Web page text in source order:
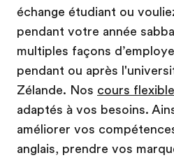
échange étudiant ou
pendant votre année
multiples façons
pendant ou après
Zélande. Nos cours
adaptés à vos besoins.
améliorer vos
anglais, prendre vos